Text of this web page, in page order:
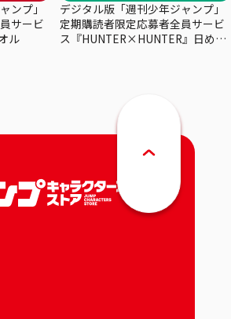
ンプ」
サービ
ル
デジタル版「週刊少年ジャンプ」
定期購読者限定応募者全員サービ
ス『HUNTER×HUNTER』日めく